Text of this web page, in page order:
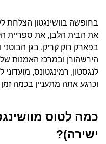
בחופשה בוושינגטון הצלחת
את הבית הלבן, את ספריית
בפארק רוק קריק, בגן הבוטני
הירשהורן ובמרכז האמנות
לנגסטון, רמינגטונס, מועדוני
וכרגע אתה מתעניין בכמה
כמה לטוס
ישירה)?